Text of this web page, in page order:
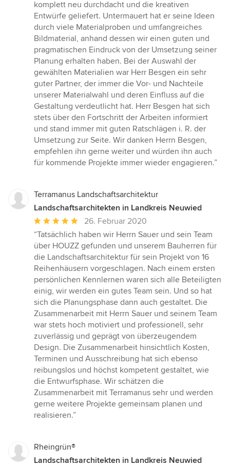
komplett neu durchdacht und die kreativen
Entwürfe geliefert. Untermauert hat er seine Ideen
durch viele Materialproben und umfangreiches
Bildmaterial, anhand dessen wir einen guten und
pragmatischen Eindruck von der Umsetzung seiner
Planung erhalten haben. Bei der Auswahl der
gewählten Materialien war Herr Besgen ein sehr
guter Partner, der immer die Vor- und Nachteile
unserer Materialwahl und deren Einfluss auf die
Gestaltung verdeutlicht hat. Herr Besgen hat sich
stets über den Fortschritt der Arbeiten informiert
und stand immer mit guten Ratschlägen i. R. der
Umsetzung zur Seite. Wir danken Herrn Besgen,
empfehlen ihn gerne weiter und würden ihn auch
für kommende Projekte immer wieder engagieren.”
Terramanus Landschaftsarchitektur
Landschaftsarchitekten in Landkreis Neuwied
Durchschnittliche
Bewertung:
5
von
5
Sternen
26. Februar 2020
“Tatsächlich haben wir Herrn Sauer und sein Team
über HOUZZ gefunden und unserem Bauherren für
die Landschaftsarchitektur für sein Projekt von 16
Reihenhäusern vorgeschlagen. Nach einem ersten
persönlichen Kennlernen waren sich alle Beteiligten
einig, wir werden ein gutes Team sein. Und so hat
sich die Planungsphase dann auch gestaltet. Die
Zusammenarbeit mit Herrn Sauer und seinem Team
war stets hoch motiviert und professionell, sehr
zuverlässig und geprägt von überzeugendem
Design. Die Zusammenarbeit hinsichtlich Kosten,
Terminen und Ausschreibung hat sich ebenso
reibungslos und höchst kompetent gestaltet, wie
die Entwurfsphase. Wir schätzen die
Zusammenarbeit mit Terramanus sehr und werden
gerne weitere Projekte gemeinsam planen und
realisieren.”
Rheingrün®
Landschaftsarchitekten in Landkreis Neuwied